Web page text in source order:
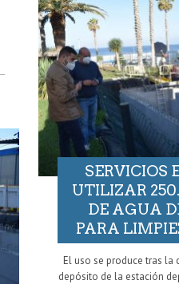
SERVICIOS
UTILIZAR
DE AGUA
PARA
El uso se produce tras la
depósito de la estación